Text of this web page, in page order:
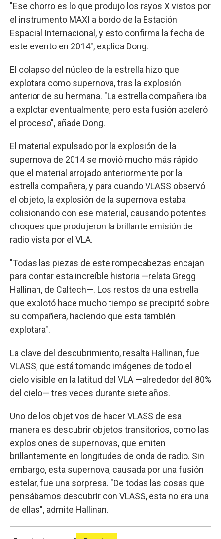
"Ese chorro es lo que produjo los rayos X vistos por
el instrumento MAXI a bordo de la Estación
Espacial Internacional, y esto confirma la fecha de
este evento en 2014", explica Dong.
El colapso del núcleo de la estrella hizo que
explotara como supernova, tras la explosión
anterior de su hermana. "La estrella compañera iba
a explotar eventualmente, pero esta fusión aceleró
el proceso", añade Dong.
El material expulsado por la explosión de la
supernova de 2014 se movió mucho más rápido
que el material arrojado anteriormente por la
estrella compañera, y para cuando VLASS observó
el objeto, la explosión de la supernova estaba
colisionando con ese material, causando potentes
choques que produjeron la brillante emisión de
radio vista por el VLA.
"Todas las piezas de este rompecabezas encajan
para contar esta increíble historia —relata Gregg
Hallinan, de Caltech—. Los restos de una estrella
que explotó hace mucho tiempo se precipitó sobre
su compañera, haciendo que esta también
explotara".
La clave del descubrimiento, resalta Hallinan, fue
VLASS, que está tomando imágenes de todo el
cielo visible en la latitud del VLA —alrededor del 80%
del cielo— tres veces durante siete años.
Uno de los objetivos de hacer VLASS de esa
manera es descubrir objetos transitorios, como las
explosiones de supernovas, que emiten
brillantemente en longitudes de onda de radio. Sin
embargo, esta supernova, causada por una fusión
estelar, fue una sorpresa. "De todas las cosas que
pensábamos descubrir con VLASS, esta no era una
de ellas", admite Hallinan.